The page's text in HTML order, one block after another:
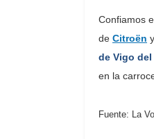
Confiamos
de Citroën y
de Vigo
en la
Fuente: La